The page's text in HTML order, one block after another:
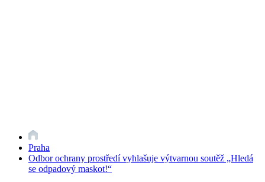
Praha
Odbor ochrany prostředí vyhlašuje výtvarnou soutěž „Hledá
se odpadový maskot!“